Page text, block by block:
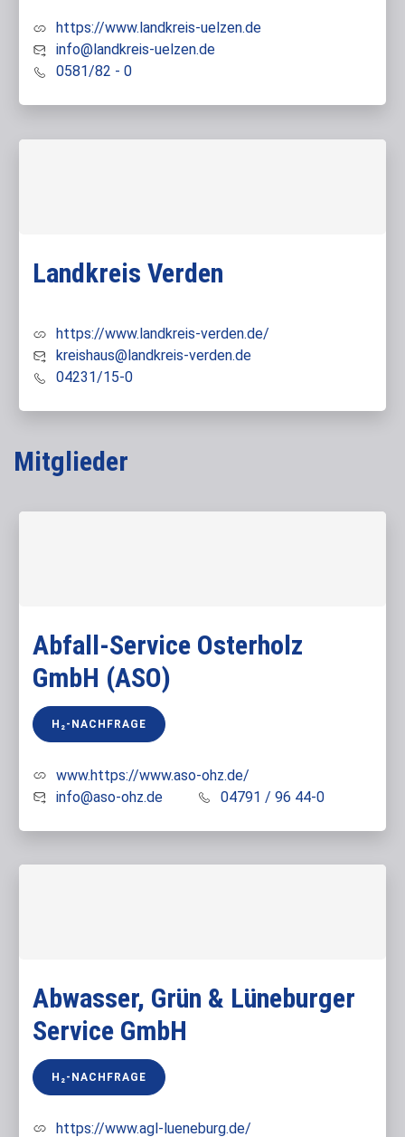
https://www.landkreis-uelzen.de
info@landkreis-uelzen.de
0581/82 - 0
Landkreis Verden
https://www.landkreis-verden.de/
kreishaus@landkreis-verden.de
04231/15-0
Mitglieder
Abfall-Service Osterholz
GmbH (ASO)
H₂-NACHFRAGE
www.https://www.aso-ohz.de/
info@aso-ohz.de
04791 / 96 44-0
Abwasser, Grün & Lüneburger
Service GmbH
H₂-NACHFRAGE
https://www.agl-lueneburg.de/